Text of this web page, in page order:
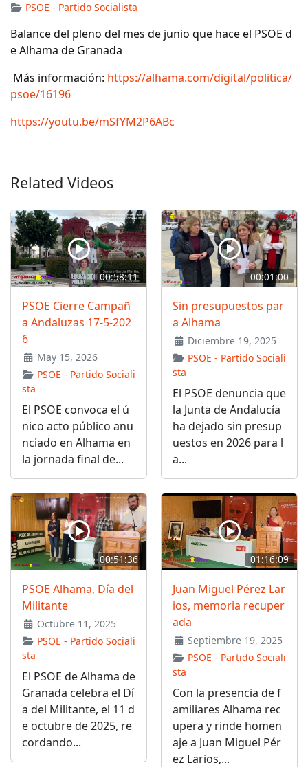
PSOE - Partido Socialista
Balance del pleno del mes de junio que hace el PSOE d
e Alhama de Granada
Más información: https://alhama.com/digital/politica/
psoe/16196
https://youtu.be/mSfYM2P6ABc
Related Videos
00:58:11
PSOE Cierre Campañ
a Andaluzas 17-5-202
6
May 15, 2026
PSOE - Partido Sociali
sta
El PSOE convoca el ú
nico acto público anu
nciado en Alhama en
la jornada final de...
00:01:00
Sin presupuestos par
a Alhama
Diciembre 19, 2025
PSOE - Partido Sociali
sta
El PSOE denuncia que
la Junta de Andalucía
ha dejado sin presup
uestos en 2026 para l
a...
00:51:36
PSOE Alhama, Día del
Militante
Octubre 11, 2025
PSOE - Partido Sociali
sta
El PSOE de Alhama de
Granada celebra el Dí
a del Militante, el 11 d
e octubre de 2025, re
cordando...
01:16:09
Juan Miguel Pérez Lar
ios, memoria recuper
ada
Septiembre 19, 2025
PSOE - Partido Sociali
sta
Con la presencia de f
amiliares Alhama rec
upera y rinde homen
aje a Juan Miguel Pér
ez Larios,...